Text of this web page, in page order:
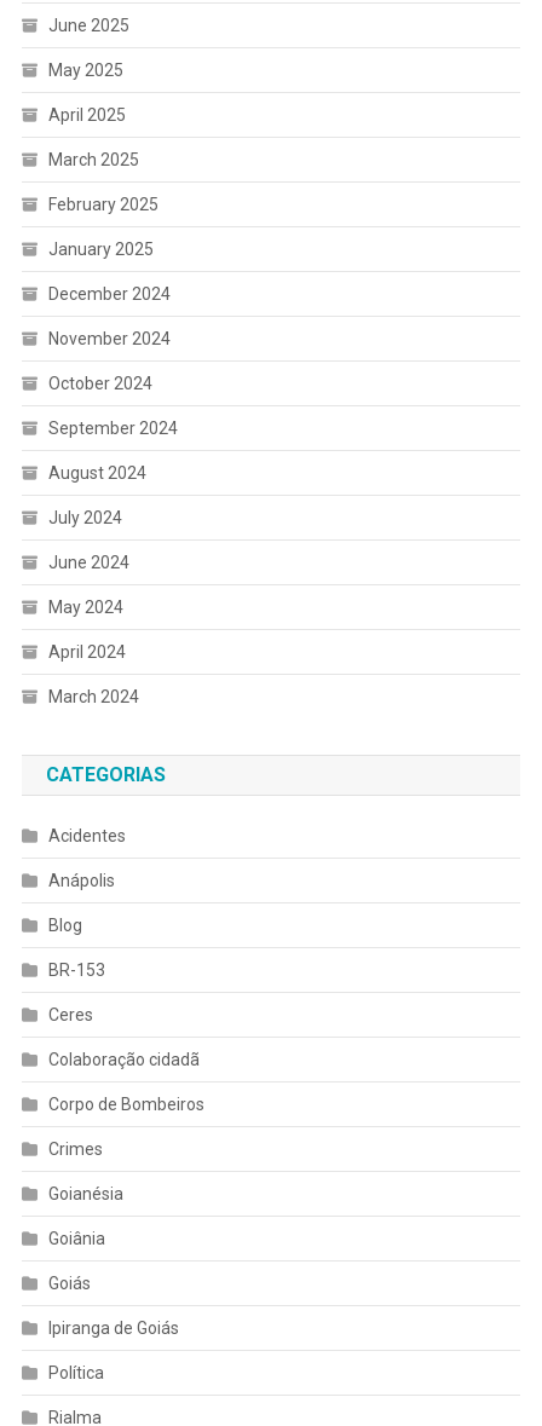
June 2025
May 2025
April 2025
March 2025
February 2025
January 2025
December 2024
November 2024
October 2024
September 2024
August 2024
July 2024
June 2024
May 2024
April 2024
March 2024
CATEGORIAS
Acidentes
Anápolis
Blog
BR-153
Ceres
Colaboração cidadã
Corpo de Bombeiros
Crimes
Goianésia
Goiânia
Goiás
Ipiranga de Goiás
Política
Rialma